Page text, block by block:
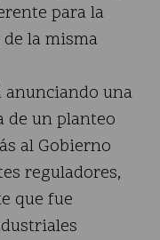
para la
la misma
anunciando una
de un planteo
al Gobierno
reguladores,
que fue